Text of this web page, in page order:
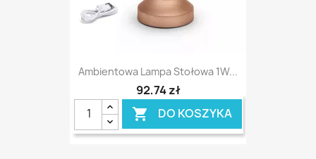
Ambientowa Lampa Stołowa 1W...
92,74 zł
 DO KOSZYKA